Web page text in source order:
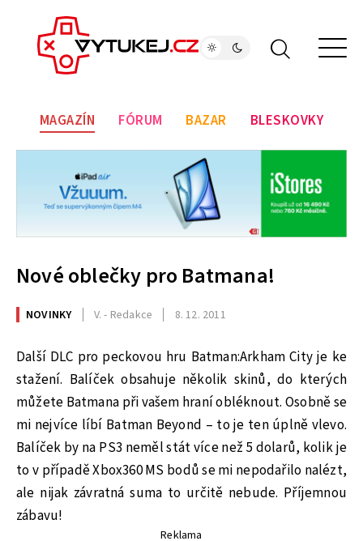
MAGAZÍN FÓRUM BAZAR BLESKOVKY
Nové oblečky pro Batmana!
NOVINKY V. - Redakce 8. 12. 2011
Další DLC pro peckovou hru Batman:Arkham City je ke
stažení. Balíček obsahuje několik skinů, do kterých
můžete Batmana při vašem hraní obléknout. Osobně se
mi nejvíce líbí Batman Beyond – to je ten úplně vlevo.
Balíček by na PS3 neměl stát více než 5 dolarů, kolik je
to v případě Xbox360 MS bodů se mi nepodařilo nalézt,
ale nijak závratná suma to určitě nebude. Příjemnou
zábavu!
Reklama